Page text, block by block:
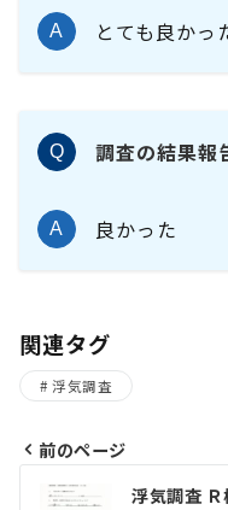
A とても良かっ
Q 調査の結果報
A 良かった
関連タグ
浮気調査
前のページ
浮気調査 Ｒ